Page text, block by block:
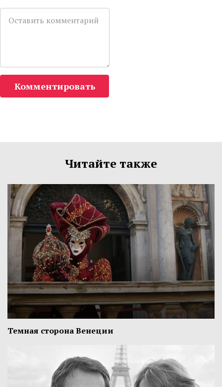
Комментировать
Читайте также
Темная сторона Венеции